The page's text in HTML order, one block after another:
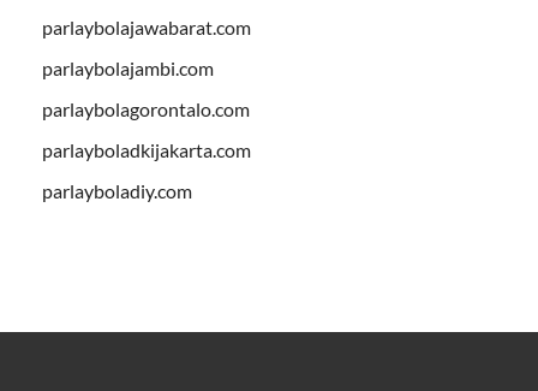
parlaybolajawabarat.com
parlaybolajambi.com
parlaybolagorontalo.com
parlayboladkijakarta.com
parlayboladiy.com